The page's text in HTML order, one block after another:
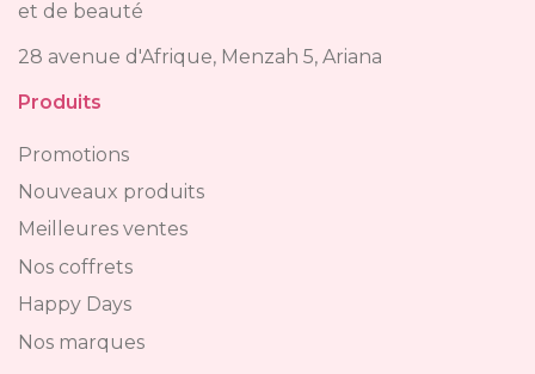
et de beauté
28 avenue d'Afrique, Menzah 5, Ariana
Produits
Promotions
Nouveaux produits
Meilleures ventes
Nos coffrets
Happy Days
Nos marques